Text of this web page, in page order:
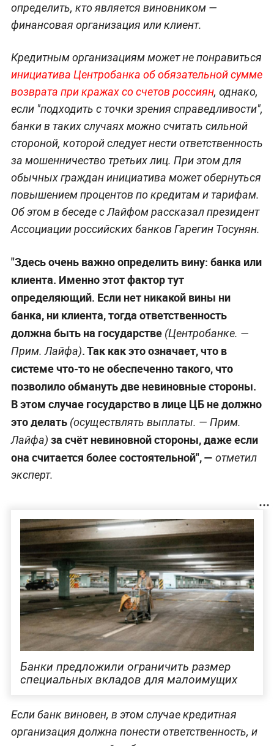
определить, кто является виновником —
финансовая организация или клиент.
Кредитным организациям может не понравиться
инициатива Центробанка об обязательной сумме
возврата при кражах со счетов россиян, однако,
если "подходить с точки зрения справедливости",
банки в таких случаях можно считать сильной
стороной, которой следует нести ответственность
за мошенничество третьих лиц. При этом для
обычных граждан инициатива может обернуться
повышением процентов по кредитам и тарифам.
Об этом в беседе с Лайфом рассказал президент
Ассоциации российских банков Гарегин Тосунян.
"Здесь очень важно определить вину: банка или
клиента. Именно этот фактор тут
определяющий. Если нет никакой вины ни
банка, ни клиента, тогда ответственность
должна быть на государстве (Центробанке. —
Прим. Лайфа). Так как это означает, что в
системе что-то не обеспеченно такого, что
позволило обмануть две невиновные стороны.
В этом случае государство в лице ЦБ не должно
это делать (осуществлять выплаты. — Прим.
Лайфа) за счёт невиновной стороны, даже если
она считается более состоятельной", — отметил
эксперт.
Банки предложили ограничить размер
специальных вкладов для малоимущих
Если банк виновен, в этом случае кредитная
организация должна понести ответственность, и